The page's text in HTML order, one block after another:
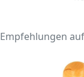
Empfehlungen